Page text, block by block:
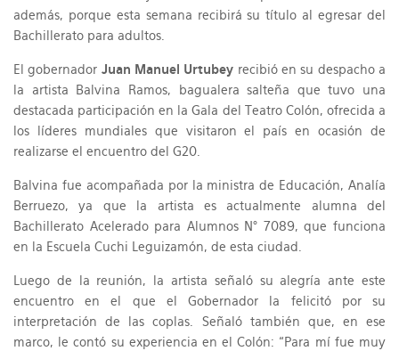
además, porque esta semana recibirá su título al egresar del
Bachillerato para adultos.
El gobernador Juan Manuel Urtubey recibió en su despacho a
la artista Balvina Ramos, bagualera salteña que tuvo una
destacada participación en la Gala del Teatro Colón, ofrecida a
los líderes mundiales que visitaron el país en ocasión de
realizarse el encuentro del G20.
Balvina fue acompañada por la ministra de Educación, Analía
Berruezo, ya que la artista es actualmente alumna del
Bachillerato Acelerado para Alumnos N° 7089, que funciona
en la Escuela Cuchi Leguizamón, de esta ciudad.
Luego de la reunión, la artista señaló su alegría ante este
encuentro en el que el Gobernador la felicitó por su
interpretación de las coplas. Señaló también que, en ese
marco, le contó su experiencia en el Colón: “Para mí fue muy